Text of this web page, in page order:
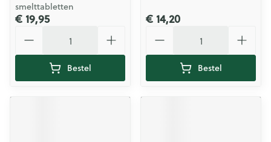
smelttabletten
€ 19,95
Bestel
€ 14,20
Bestel